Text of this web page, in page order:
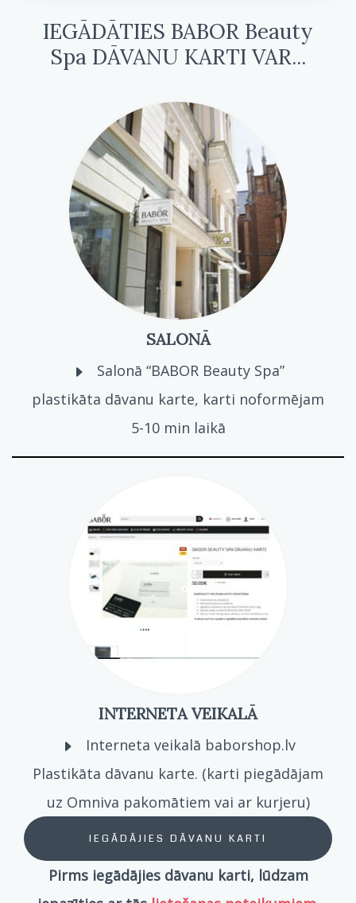
IEGĀDĀTIES BABOR Beauty
Spa DĀVANU KARTI VAR...
SALONĀ
Salonā “BABOR Beauty Spa”
plastikāta dāvanu karte, karti noformējam
5-10 min laikā
INTERNETA VEIKALĀ
Interneta veikalā baborshop.lv
Plastikāta dāvanu karte. (karti piegādājam
uz Omniva pakomātiem vai ar kurjeru)
IEGĀDĀJIES DĀVANU KARTI
Pirms iegādājies dāvanu karti, lūdzam